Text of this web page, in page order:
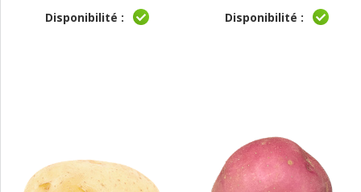
Disponibilité :
Disponibilité :